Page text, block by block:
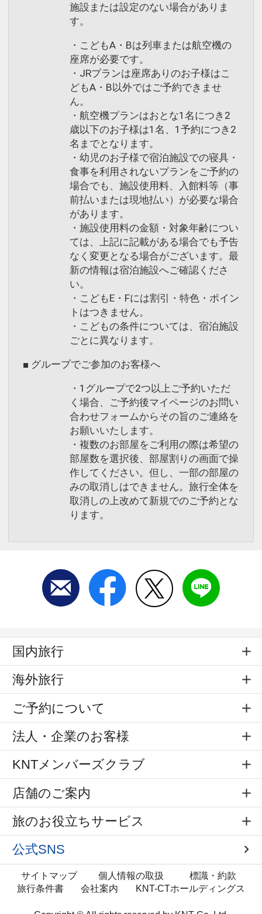
施設または設定のない場合がありま
す。
・こどもA・Bは列車または航空機の
座席が必要です。
・JRプランは座席ありのお子様はこ
どもA・B以外ではご予約できませ
ん。
・航空機プランはおとな1名につき2
歳以下のお子様は1名、1予約につき2
名までとなります。
・幼児のお子様で宿泊施設での寝具・
食事を利用されないプランをご予約の
場合でも、施設使用料、入館料等（事
前払いまたは現地払い）が必要な場合
があります。
・施設使用料の金額・対象年齢につい
ては、上記に記載がある場合でも予告
なく変更となる場合がございます。最
新の情報は宿泊施設へご確認くださ
い。
・こどもE・Fには割引・特色・ポイン
トはつきません。
・こどもの条件については、宿泊施設
ごとに異なります。
■ グループでご参加のお客様へ
・1グループで2つ以上ご予約いただ
く場合、ご予約後マイページのお問い
合わせフォームからその旨のご連絡を
お願いいたします。
・複数のお部屋をご利用の際は希望の
部屋数を選択後、部屋割りの画面で操
作してください。但し、一部の部屋の
みの取消しはできません。旅行全体を
取消しの上改めて新規でのご予約とな
ります。
国内旅行
海外旅行
ご予約について
法人・企業のお客様
KNTメンバーズクラブ
店舗のご案内
旅のお役立ちサービス
公式SNS
サイトマップ 個人情報の取扱
標識・約款
旅行条件書
会社案内 KNT-CTホールディングス